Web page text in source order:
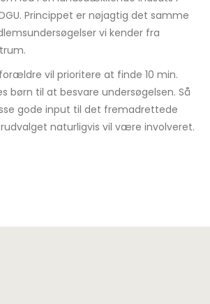
Princippet er nøjagtig det samme
vi kender fra
vil prioritere at finde 10 min.
børn til at besvare undersøgelsen. Så
gode input til det fremadrettede
naturligvis vil være involveret.